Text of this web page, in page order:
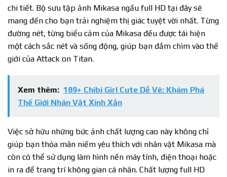
chi tiết. Bộ sưu tập ảnh Mikasa ngầu full HD tại đây sẽ
mang đến cho bạn trải nghiệm thị giác tuyệt vời nhất. Từng
đường nét, từng biểu cảm của Mikasa đều được tái hiện
một cách sắc nét và sống động, giúp bạn đắm chìm vào thế
giới của Attack on Titan.
Xem thêm: 189+ Chibi Girl Cute Dễ Vẽ: Khám Phá
Thế Giới Nhân Vật Xinh Xắn
Việc sở hữu những bức ảnh chất lượng cao này không chỉ
giúp bạn thỏa mãn niềm yêu thích với nhân vật Mikasa mà
còn có thể sử dụng làm hình nền máy tính, điện thoại hoặc
in ra để trang trí không gian cá nhân. Chất lượng full HD